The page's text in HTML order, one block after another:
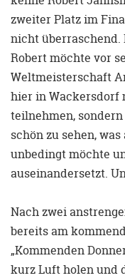
zweiter Platz im
nicht
Robert möchte vor
Weltmeisterschaft
hier in Wackersdorf
teilnehmen,
schön zu sehen,
unbedingt möchte
auseinandersetzt.
Nach zwei
bereits am
„Kommenden
kurz Luft holen und